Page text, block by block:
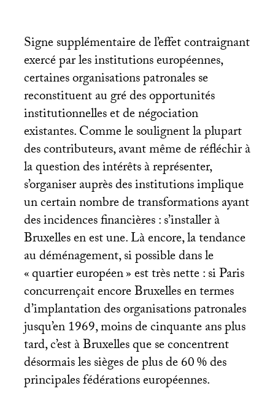
Signe supplémentaire de l’effet contraignant
exercé par les institutions européennes,
certaines organisations patronales se
reconstituent au gré des opportunités
institutionnelles et de négociation
existantes. Comme le soulignent la plupart
des contributeurs, avant même de réfléchir à
la question des intérêts à représenter,
s’organiser auprès des institutions implique
un certain nombre de transformations ayant
des incidences financières : s’installer à
Bruxelles en est une. Là encore, la tendance
au déménagement, si possible dans le
«quartier européen» est très nette : si Paris
concurrençait encore Bruxelles en termes
d’implantation des organisations patronales
jusqu’en 1969, moins de cinquante ans plus
tard, c’est à Bruxelles que se concentrent
désormais les sièges de plus de 60% des
principales fédérations européennes.